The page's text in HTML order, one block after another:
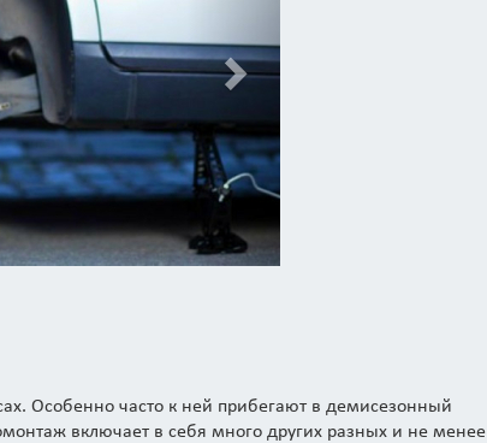
Особенно часто к ней прибегают в демисезонный
включает в себя много других разных и не менее